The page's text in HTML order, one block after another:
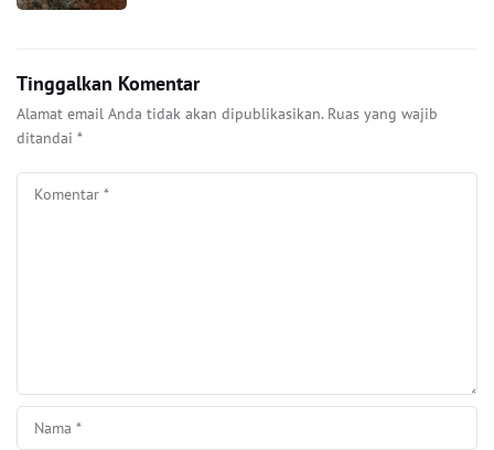
Tinggalkan Komentar
Alamat email Anda tidak akan dipublikasikan. Ruas yang wajib
ditandai *